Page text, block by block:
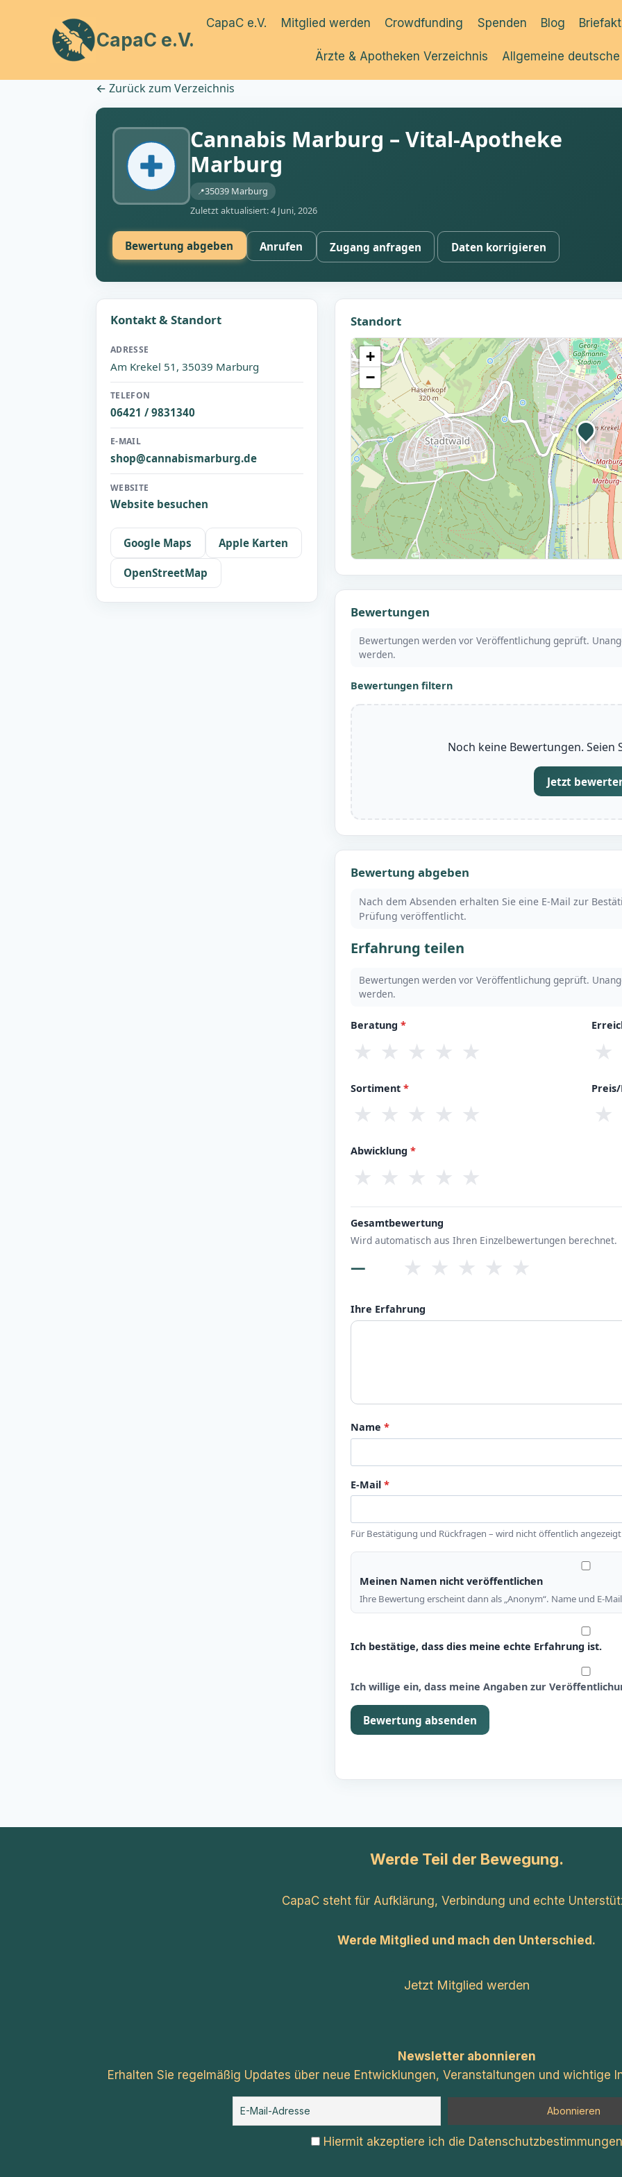
CapaC e.V.
CapaC e.V. Mitglied werden Crowdfunding Spenden Blog
Ärzte & Apotheken Verzeichnis Allgemeine
← Zurück zum Verzeichnis
Cannabis Marburg – Vital-Apotheke
Marburg
35039 Marburg
Zuletzt aktualisiert: 4 Juni, 2026
Bewertung abgeben Anrufen Zugang anfragen Daten korrigieren
Kontakt & Standort
ADRESSE
Am Krekel 51, 35039 Marburg
TELEFON
06421 / 9831340
E-MAIL
shop@cannabismarburg.de
WEBSITE
Website besuchen
Google Maps Apple Karten
OpenStreetMap
Standort
+
−
Bewertungen
Bewertungen werden vor Veröffentlichung geprüft.
werden.
Bewertungen filtern
Noch keine Bewertungen. Seien
Jetzt
Bewertung abgeben
Nach dem Absenden erhalten Sie eine E-Mail zur
Prüfung veröffentlicht.
Erfahrung teilen
Bewertungen werden vor Veröffentlichung geprüft.
werden.
Beratung *
★ ★ ★ ★ ★ ★
Sortiment *
★ ★ ★ ★ ★ ★
Abwicklung *
★ ★ ★ ★ ★
Gesamtbewertung
Wird automatisch aus Ihren Einzelbewertungen berechnet.
— ★ ★ ★ ★ ★
Ihre Erfahrung
Name *
E-Mail *
Für Bestätigung und Rückfragen – wird nicht öffentlich
Meinen Namen nicht veröffentlichen
Ihre Bewertung erscheint dann als „Anonym“. Name und E-
Ich bestätige, dass dies meine echte Erfahrung ist.
Ich willige ein, dass meine Angaben zur
Bewertung absenden
Werde Teil der Bewegung.
CapaC steht für Aufklärung, Verbindung und echte
Werde Mitglied und mach den Unterschied.
Jetzt Mitglied werden
Newsletter abonnieren
Erhalten Sie regelmäßig Updates über neue Entwicklungen, Veranstaltungen und wichtige
Hiermit akzeptiere ich die Datenschutzbestimmungen